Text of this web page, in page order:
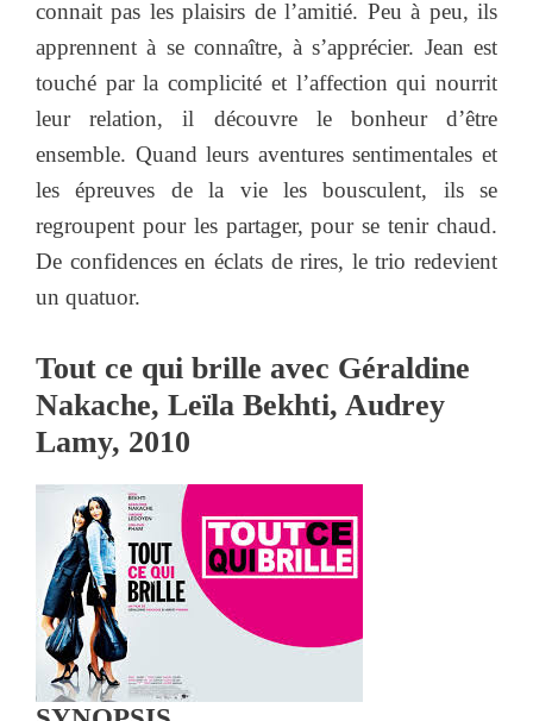
connait pas les plaisirs de l’amitié. Peu à peu, ils
apprennent à se connaître, à s’apprécier. Jean est
touché par la complicité et l’affection qui nourrit
leur relation, il découvre le bonheur d’être
ensemble. Quand leurs aventures sentimentales et
les épreuves de la vie les bousculent, ils se
regroupent pour les partager, pour se tenir chaud.
De confidences en éclats de rires, le trio redevient
un quatuor.
Tout ce qui brille avec Géraldine
Nakache, Leïla Bekhti, Audrey
Lamy, 2010